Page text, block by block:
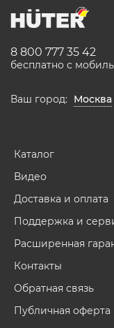
8 800 777 35 42
бесплатно с
Ваш город: Москва
Каталог
Видео
Доставка и оплата
Поддержка и
Расширенная
Контакты
Обратная связь
Публичная оферта